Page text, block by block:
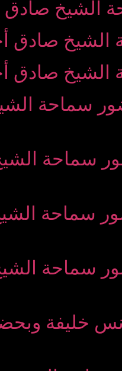
خليفة وبحضور
خليفة وبحضور
خليفة وبحضور
خليفة وبحضور
بتقديم يونس